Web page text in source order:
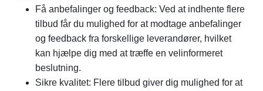
Få anbefalinger og feedback: Ved at indhente flere
tilbud får du mulighed for at modtage anbefalinger
og feedback fra forskellige leverandører, hvilket
kan hjælpe dig med at træffe en velinformeret
beslutning.
Sikre kvalitet: Flere tilbud giver dig mulighed for at